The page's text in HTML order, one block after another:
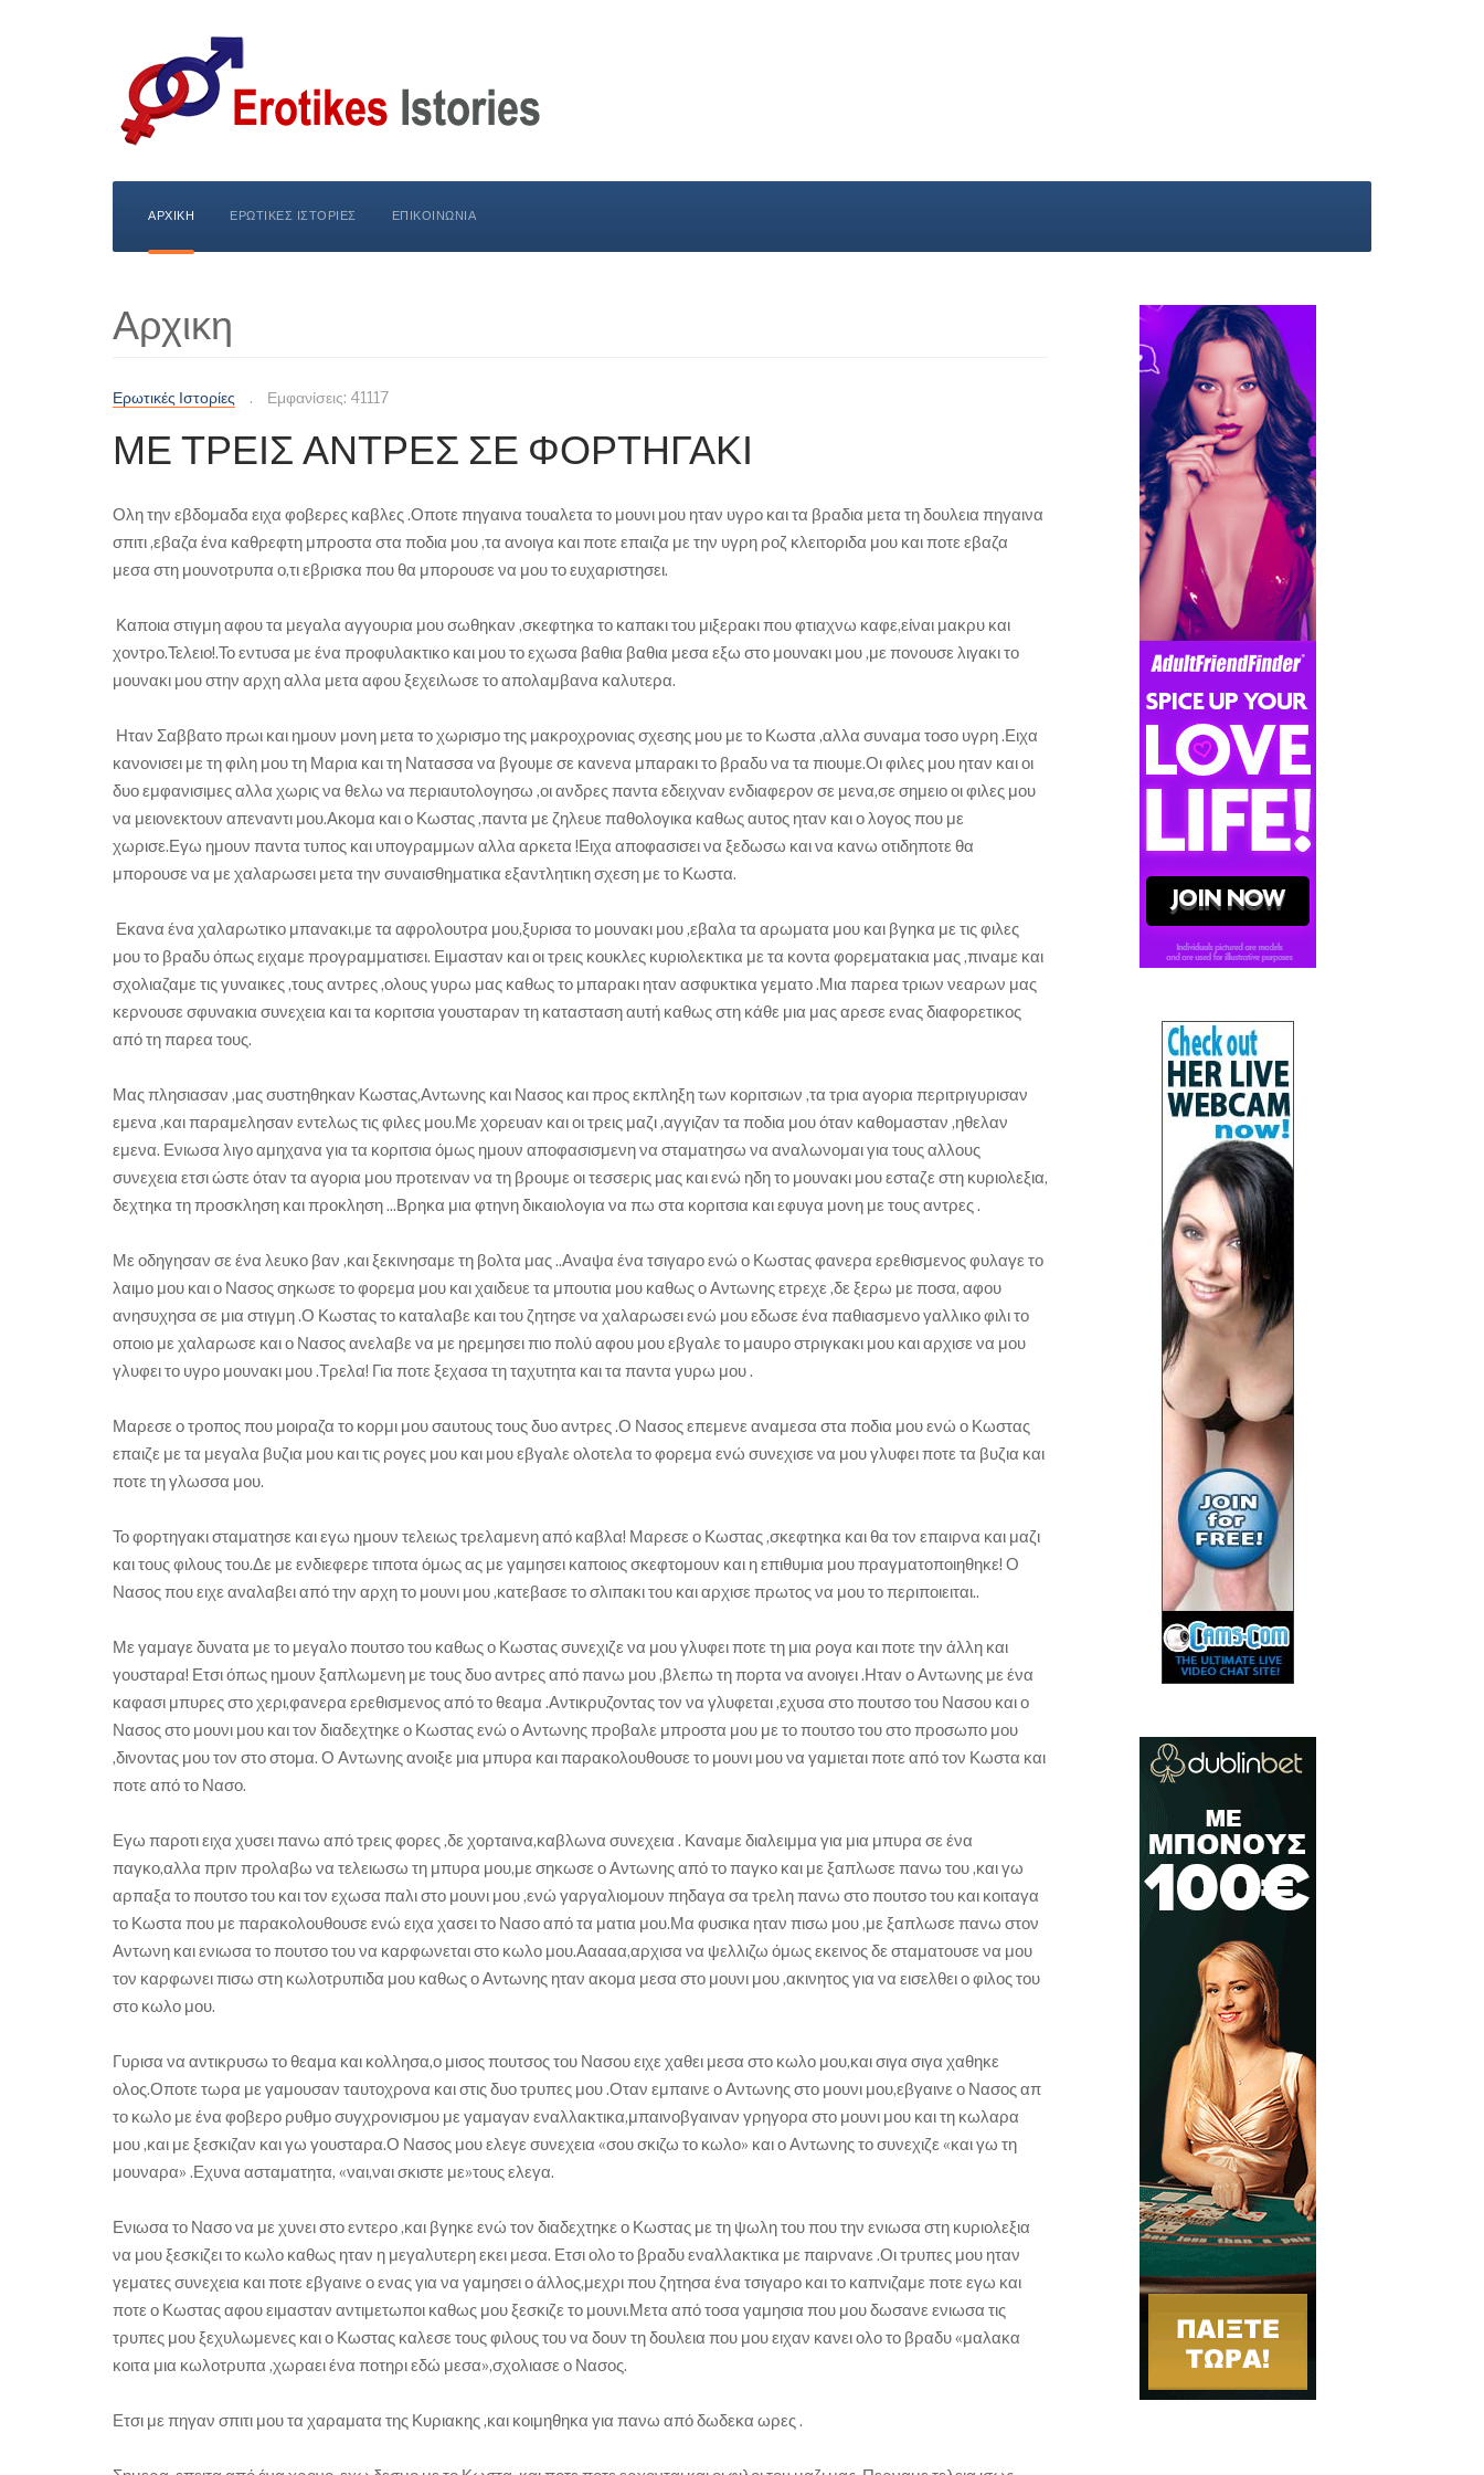
ΑΡΧΙΚΗ ΕΡΩΤΙΚΕΣ ΙΣΤΟΡΙΕΣ ΕΠΙΚΟΙΝΩΝΙΑ
Αρχικη
Ερωτικές Ιστορίες Εμφανίσεις: 41117
ΜΕ ΤΡΕΙΣ ΑΝΤΡΕΣ ΣΕ ΦΟΡΤΗΓΑΚΙ
Ολη την εβδομαδα ειχα φοβερες καβλες .Οποτε πηγαινα τουαλετα το μουνι μου ηταν υγρο και τα βραδια μετα τη δουλεια πηγαινα
σπιτι ,εβαζα ένα καθρεφτη μπροστα στα ποδια μου ,τα ανοιγα και ποτε επαιζα με την υγρη ροζ κλειτοριδα μου και ποτε εβαζα
μεσα στη μουνοτρυπα ο,τι εβρισκα που θα μπορουσε να μου το ευχαριστησει.
Καποια στιγμη αφου τα μεγαλα αγγουρια μου σωθηκαν ,σκεφτηκα το καπακι του μιξερακι που φτιαχνω καφε,είναι μακρυ και
χοντρο.Τελειο!.Το εντυσα με ένα προφυλακτικο και μου το εχωσα βαθια βαθια μεσα εξω στο μουνακι μου ,με πονουσε λιγακι το
μουνακι μου στην αρχη αλλα μετα αφου ξεχειλωσε το απολαμβανα καλυτερα.
Ηταν Σαββατο πρωι και ημουν μονη μετα το χωρισμο της μακροχρονιας σχεσης μου με το Κωστα ,αλλα συναμα τοσο υγρη .Ειχα
κανονισει με τη φιλη μου τη Μαρια και τη Νατασσα να βγουμε σε κανενα μπαρακι το βραδυ να τα πιουμε.Οι φιλες μου ηταν και οι
δυο εμφανισιμες αλλα χωρις να θελω να περιαυτολογησω ,οι ανδρες παντα εδειχναν ενδιαφερον σε μενα,σε σημειο οι φιλες μου
να μειονεκτουν απεναντι μου.Ακομα και ο Κωστας ,παντα με ζηλευε παθολογικα καθως αυτος ηταν και ο λογος που με
χωρισε.Εγω ημουν παντα τυπος και υπογραμμων αλλα αρκετα !Ειχα αποφασισει να ξεδωσω και να κανω οτιδηποτε θα
μπορουσε να με χαλαρωσει μετα την συναισθηματικα εξαντλητικη σχεση με το Κωστα.
Εκανα ένα χαλαρωτικο μπανακι,με τα αφρολουτρα μου,ξυρισα το μουνακι μου ,εβαλα τα αρωματα μου και βγηκα με τις φιλες
μου το βραδυ όπως ειχαμε προγραμματισει. Ειμασταν και οι τρεις κουκλες κυριολεκτικα με τα κοντα φορεματακια μας ,πιναμε και
σχολιαζαμε τις γυναικες ,τους αντρες ,ολους γυρω μας καθως το μπαρακι ηταν ασφυκτικα γεματο .Μια παρεα τριων νεαρων μας
κερνουσε σφυνακια συνεχεια και τα κοριτσια γουσταραν τη κατασταση αυτή καθως στη κάθε μια μας αρεσε ενας διαφορετικος
από τη παρεα τους.
Μας πλησιασαν ,μας συστηθηκαν Κωστας,Αντωνης και Νασος και προς εκπληξη των κοριτσιων ,τα τρια αγορια περιτριγυρισαν
εμενα ,και παραμελησαν εντελως τις φιλες μου.Με χορευαν και οι τρεις μαζι ,αγγιζαν τα ποδια μου όταν καθομασταν ,ηθελαν
εμενα. Ενιωσα λιγο αμηχανα για τα κοριτσια όμως ημουν αποφασισμενη να σταματησω να αναλωνομαι για τους αλλους
συνεχεια ετσι ώστε όταν τα αγορια μου προτειναν να τη βρουμε οι τεσσερις μας και ενώ ηδη το μουνακι μου εσταζε στη κυριολεξια,
δεχτηκα τη προσκληση και προκληση ...Βρηκα μια φτηνη δικαιολογια να πω στα κοριτσια και εφυγα μονη με τους αντρες .
Με οδηγησαν σε ένα λευκο βαν ,και ξεκινησαμε τη βολτα μας ..Αναψα ένα τσιγαρο ενώ ο Κωστας φανερα ερεθισμενος φυλαγε το
λαιμο μου και ο Νασος σηκωσε το φορεμα μου και χαιδευε τα μπουτια μου καθως ο Αντωνης ετρεχε ,δε ξερω με ποσα, αφου
ανησυχησα σε μια στιγμη .Ο Κωστας το καταλαβε και του ζητησε να χαλαρωσει ενώ μου εδωσε ένα παθιασμενο γαλλικο φιλι το
οποιο με χαλαρωσε και ο Νασος ανελαβε να με ηρεμησει πιο πολύ αφου μου εβγαλε το μαυρο στριγκακι μου και αρχισε να μου
γλυφει το υγρο μουνακι μου .Τρελα! Για ποτε ξεχασα τη ταχυτητα και τα παντα γυρω μου .
Μαρεσε ο τροπος που μοιραζα το κορμι μου σαυτους τους δυο αντρες .Ο Νασος επεμενε αναμεσα στα ποδια μου ενώ ο Κωστας
επαιζε με τα μεγαλα βυζια μου και τις ρογες μου και μου εβγαλε ολοτελα το φορεμα ενώ συνεχισε να μου γλυφει ποτε τα βυζια και
ποτε τη γλωσσα μου.
Το φορτηγακι σταματησε και εγω ημουν τελειως τρελαμενη από καβλα! Μαρεσε ο Κωστας ,σκεφτηκα και θα τον επαιρνα και μαζι
και τους φιλους του.Δε με ενδιεφερε τιποτα όμως ας με γαμησει καποιος σκεφτομουν και η επιθυμια μου πραγματοποιηθηκε! Ο
Νασος που ειχε αναλαβει από την αρχη το μουνι μου ,κατεβασε το σλιπακι του και αρχισε πρωτος να μου το περιποιειται..
Με γαμαγε δυνατα με το μεγαλο πουτσο του καθως ο Κωστας συνεχιζε να μου γλυφει ποτε τη μια ρογα και ποτε την άλλη και
γουσταρα! Ετσι όπως ημουν ξαπλωμενη με τους δυο αντρες από πανω μου ,βλεπω τη πορτα να ανοιγει .Ηταν ο Αντωνης με ένα
καφασι μπυρες στο χερι,φανερα ερεθισμενος από το θεαμα .Αντικρυζοντας τον να γλυφεται ,εχυσα στο πουτσο του Νασου και ο
Νασος στο μουνι μου και τον διαδεχτηκε ο Κωστας ενώ ο Αντωνης προβαλε μπροστα μου με το πουτσο του στο προσωπο μου
,δινοντας μου τον στο στομα. Ο Αντωνης ανοιξε μια μπυρα και παρακολουθουσε το μουνι μου να γαμιεται ποτε από τον Κωστα και
ποτε από το Νασο.
Εγω παροτι ειχα χυσει πανω από τρεις φορες ,δε χορταινα,καβλωνα συνεχεια . Καναμε διαλειμμα για μια μπυρα σε ένα
παγκο,αλλα πριν προλαβω να τελειωσω τη μπυρα μου,με σηκωσε ο Αντωνης από το παγκο και με ξαπλωσε πανω του ,και γω
αρπαξα το πουτσο του και τον εχωσα παλι στο μουνι μου ,ενώ γαργαλιομουν πηδαγα σα τρελη πανω στο πουτσο του και κοιταγα
το Κωστα που με παρακολουθουσε ενώ ειχα χασει το Νασο από τα ματια μου.Μα φυσικα ηταν πισω μου ,με ξαπλωσε πανω στον
Αντωνη και ενιωσα το πουτσο του να καρφωνεται στο κωλο μου.Ααααα,αρχισα να ψελλιζω όμως εκεινος δε σταματουσε να μου
τον καρφωνει πισω στη κωλοτρυπιδα μου καθως ο Αντωνης ηταν ακομα μεσα στο μουνι μου ,ακινητος για να εισελθει ο φιλος του
στο κωλο μου.
Γυρισα να αντικρυσω το θεαμα και κολλησα,ο μισος πουτσος του Νασου ειχε χαθει μεσα στο κωλο μου,και σιγα σιγα χαθηκε
ολος.Οποτε τωρα με γαμουσαν ταυτοχρονα και στις δυο τρυπες μου .Οταν εμπαινε ο Αντωνης στο μουνι μου,εβγαινε ο Νασος απ
το κωλο με ένα φοβερο ρυθμο συγχρονισμου με γαμαγαν εναλλακτικα,μπαινοβγαιναν γρηγορα στο μουνι μου και τη κωλαρα
μου ,και με ξεσκιζαν και γω γουσταρα.Ο Νασος μου ελεγε συνεχεια «σου σκιζω το κωλο» και ο Αντωνης το συνεχιζε «και γω τη
μουναρα» .Εχυνα ασταματητα, «ναι,ναι σκιστε με»τους ελεγα.
Ενιωσα το Νασο να με χυνει στο εντερο ,και βγηκε ενώ τον διαδεχτηκε ο Κωστας με τη ψωλη του που την ενιωσα στη κυριολεξια
να μου ξεσκιζει το κωλο καθως ηταν η μεγαλυτερη εκει μεσα. Ετσι ολο το βραδυ εναλλακτικα με παιρνανε .Οι τρυπες μου ηταν
γεματες συνεχεια και ποτε εβγαινε ο ενας για να γαμησει ο άλλος,μεχρι που ζητησα ένα τσιγαρο και το καπνιζαμε ποτε εγω και
ποτε ο Κωστας αφου ειμασταν αντιμετωποι καθως μου ξεσκιζε το μουνι.Μετα από τοσα γαμησια που μου δωσανε ενιωσα τις
τρυπες μου ξεχυλωμενες και ο Κωστας καλεσε τους φιλους του να δουν τη δουλεια που μου ειχαν κανει ολο το βραδυ «μαλακα
κοιτα μια κωλοτρυπα ,χωραει ένα ποτηρι εδώ μεσα»,σχολιασε ο Νασος.
Ετσι με πηγαν σπιτι μου τα χαραματα της Κυριακης ,και κοιμηθηκα για πανω από δωδεκα ωρες .